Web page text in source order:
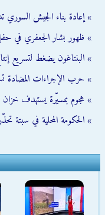
» إعادة بناء الجيش
» ظهور بشار الجعفري في
» البنتاغون يضغط لتسريع
» حرب الإجراءات المضادة
» هجوم بمسيّرة يستهدف خزان
» الحكومة المحلية في سبتة